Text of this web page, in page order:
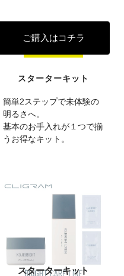
ご購入はコチラ
スターターキット
簡単2ステップで未体験の
明るさへ。
基本のお手入れが１つで揃
うお得なキット。
スターターキット